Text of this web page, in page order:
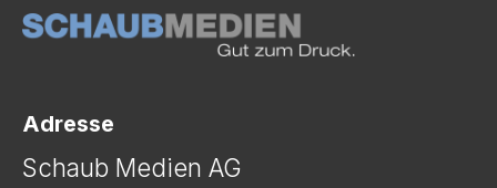
Adresse
Schaub Medien AG